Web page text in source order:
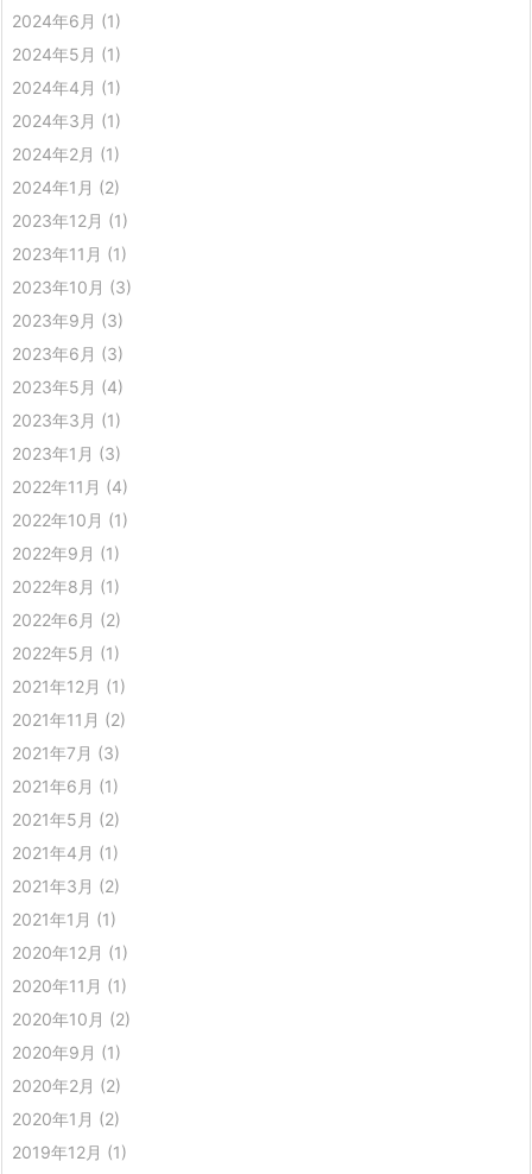
2024年6月 (1)
2024年5月 (1)
2024年4月 (1)
2024年3月 (1)
2024年2月 (1)
2024年1月 (2)
2023年12月 (1)
2023年11月 (1)
2023年10月 (3)
2023年9月 (3)
2023年6月 (3)
2023年5月 (4)
2023年3月 (1)
2023年1月 (3)
2022年11月 (4)
2022年10月 (1)
2022年9月 (1)
2022年8月 (1)
2022年6月 (2)
2022年5月 (1)
2021年12月 (1)
2021年11月 (2)
2021年7月 (3)
2021年6月 (1)
2021年5月 (2)
2021年4月 (1)
2021年3月 (2)
2021年1月 (1)
2020年12月 (1)
2020年11月 (1)
2020年10月 (2)
2020年9月 (1)
2020年2月 (2)
2020年1月 (2)
2019年12月 (1)